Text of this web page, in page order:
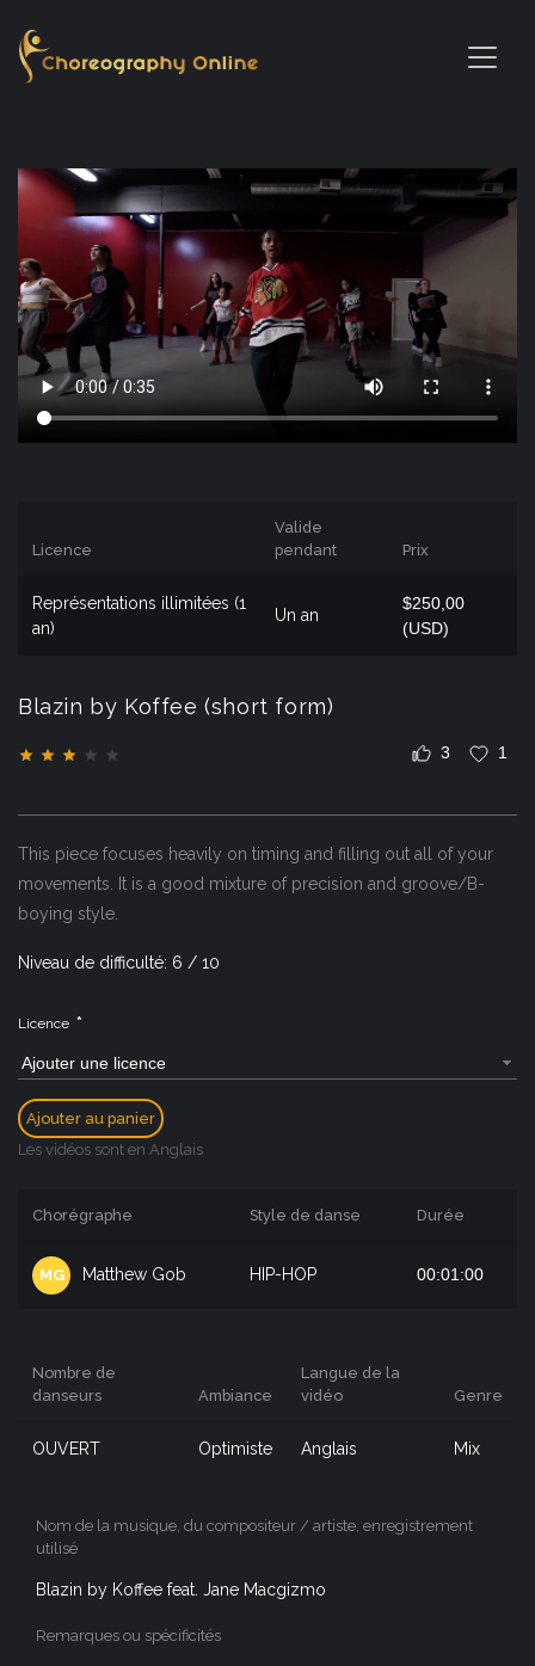
Licence
Valide
pendant
Prix
Représentations illimitées (1
an)
Un an
$250,00
(USD)
Blazin by Koffee (short form)
3 1
This piece focuses heavily on timing and filling out all of your
movements. It is a good mixture of precision and groove/B-
boying style.
Niveau de difficulté: 6 / 10
Licence *
Ajouter une licence
Ajouter au panier
Les vidéos sont en Anglais
Chorégraphe Style de danse Durée
MG Matthew Gob HIP-HOP 00:01:00
Nombre de
danseurs
Ambiance
Langue de la
vidéo
Genre
OUVERT Optimiste Anglais Mix
Nom de la musique, du compositeur / artiste, enregistrement
utilisé
Blazin by Koffee feat. Jane Macgizmo
Remarques ou spécificités